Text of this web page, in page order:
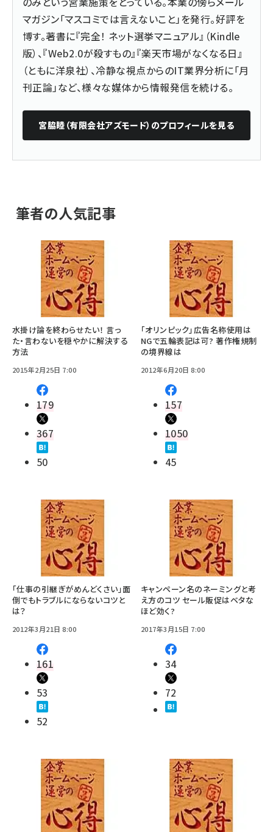
マガジン「マスコミでは言えないこと」を発行。好評を
博す。著書に『完全！ ネット選挙マニュアル』（Kindle
版）、『Web2.0が殺すもの』『楽天市場がなくなる日』
（ともに洋泉社）、冷静な視点からのIT業界分析に「月
刊正論」など、様々な媒体から情報発信を続ける。
宮脇睦（有限会社アズモード） のプロフィールを見る
筆者の人気記事
水掛け論を終わらせたい！ 言っ
た・言わないを穏やかに解決する
方法
2015年2月25日 7:00
179
367
50
「オリンピック」広告名称使用は
NGで五輪表記は可? 著作権規制
の境界線は
2012年6月20日 8:00
157
1050
45
「仕事の引継ぎがめんどくさい」面
倒でもトラブルにならないコツと
は？
2012年3月21日 8:00
161
53
52
キャンペーン名のネーミングと考
え方のコツ セール販促はベタな
ほど効く?
2017年3月15日 7:00
34
72